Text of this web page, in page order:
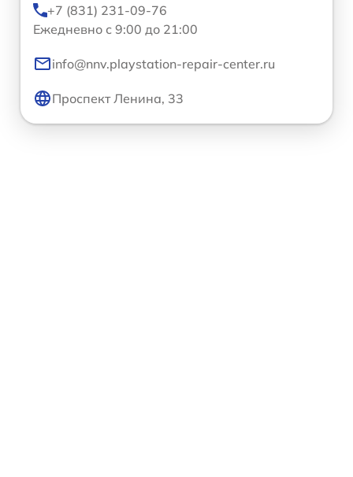
+7 (831) 231-09-76
Ежедневно с 9:00 до 21:00
info@nnv.playstation-repair-center.ru
Проспект Ленина, 33